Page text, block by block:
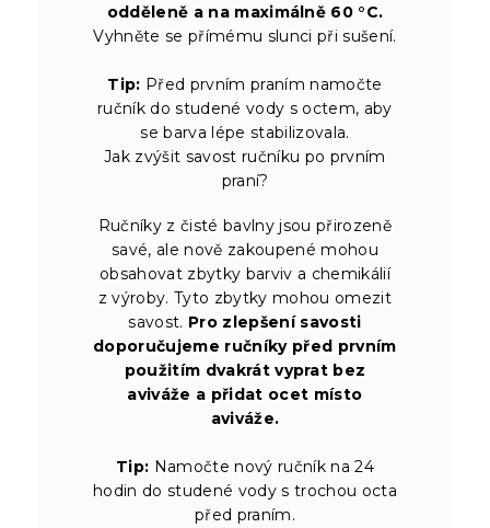
odděleně a na maximálně 60 °C.
Vyhněte se přímému slunci při sušení.
Tip: Před prvním praním namočte
ručník do studené vody s octem, aby
se barva lépe stabilizovala.
Jak zvýšit savost ručníku po prvním
praní?
Ručníky z čisté bavlny jsou přirozeně
savé, ale nově zakoupené mohou
obsahovat zbytky barviv a chemikálií
z výroby. Tyto zbytky mohou omezit
savost. Pro zlepšení savosti
doporučujeme ručníky před prvním
použitím dvakrát vyprat bez
aviváže a přidat ocet místo
aviváže.
Tip: Namočte nový ručník na 24
hodin do studené vody s trochou octa
před praním.